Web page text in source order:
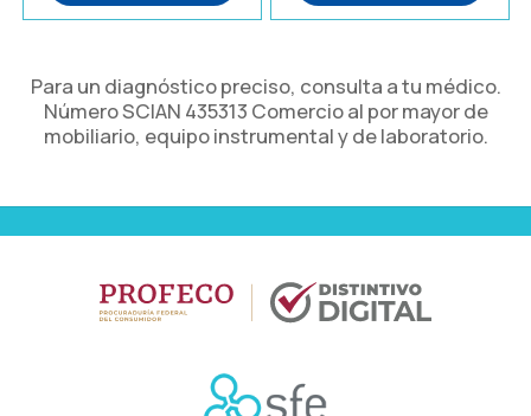
Para un diagnóstico preciso, consulta a tu médico.
Número SCIAN 435313 Comercio al por mayor de
mobiliario, equipo instrumental y de laboratorio.